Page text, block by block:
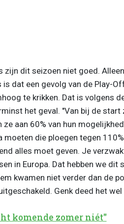
dit seizoen niet goed. Alleen
dat een gevolg van de Play-
te krikken. Dat is volgens
het geval. "Van bij de
aan 60% van hun
moeten die ploegen tegen
alles moet geven. Je
in Europa. Dat hebben we dit
kwamen niet verder dan de
Genk deed het wel
komende zomer niét"